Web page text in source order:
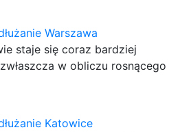
Warszawa
staje się coraz bardziej
w obliczu rosnącego
Katowice